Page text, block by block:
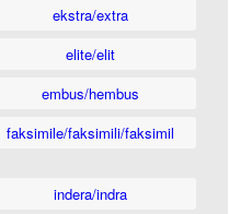
ekstra/extra
elite/elit
embus/hembus
faksimile/faksimili/faksimil
indera/indra